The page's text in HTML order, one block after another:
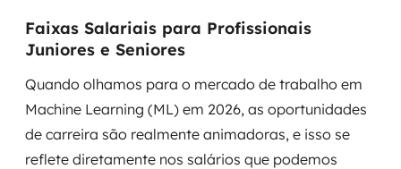
Faixas Salariais para Profissionais
Juniores e Seniores
Quando olhamos para o mercado de trabalho em
Machine Learning (ML) em 2026, as oportunidades
de carreira são realmente animadoras, e isso se
reflete diretamente nos salários que podemos